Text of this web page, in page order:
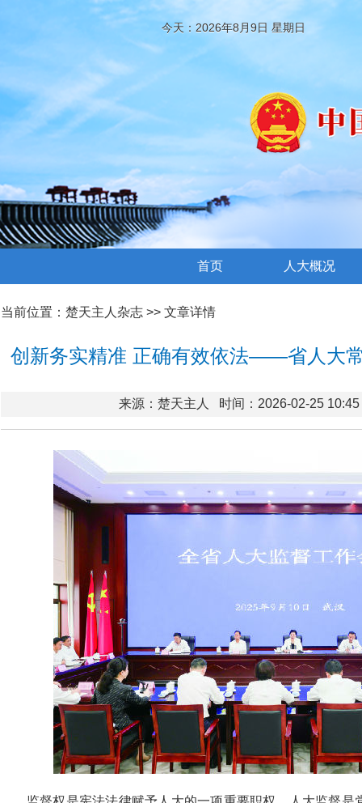
今天：2026年8月9日 星期日
首页 人大概况
当前位置： 楚天主人杂志 >> 文章详情
创新务实精准 正确有效依法——省人大
来源：楚天主人 时间：2026-02-25 10:45